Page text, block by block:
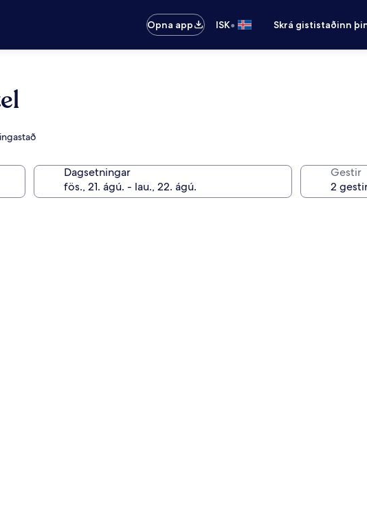
Opna app
ISK• Skrá gististaðinn
Dagsetningar Gestir